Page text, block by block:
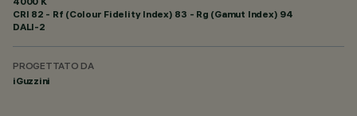
CRI 82 - Rf (Colour Fidelity Index) 83 - Rg (Gamut Index) 94
DALI-2
PROGETTATO DA
iGuzzini